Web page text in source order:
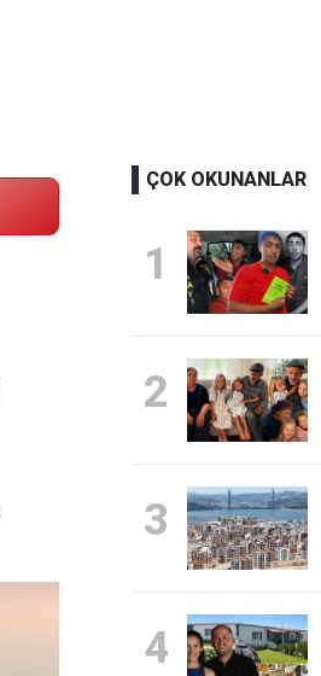
ÇOK OKUNANLAR
1
2
3
4